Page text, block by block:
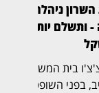
ניהלה
ותשלם יותר
מאת: שלמה בוצ'צ'ו בית המשפט
בפני השופטת